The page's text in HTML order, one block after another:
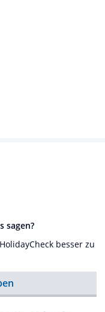
sagen?
besser zu